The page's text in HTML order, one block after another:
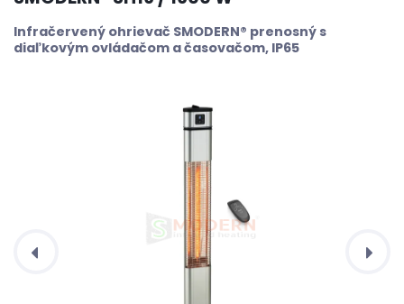
Infračervený ohrievač SMODERN® prenosný s
diaľkovým ovládačom a časovačom, IP65